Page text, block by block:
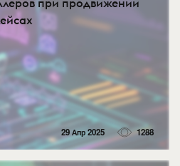
29 Апр 2025 1288